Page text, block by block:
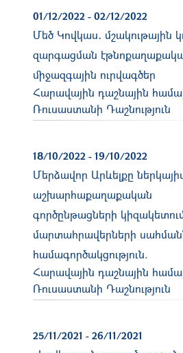
01/12/2022 - 02/12/2022
Մեծ Կովկաս․ մշակութային
զարգացման
միջազգային ուրվագծեր
Հարավային դաշնային
Ռուսաստանի Դաշնություն
18/10/2022 - 19/10/2022
Մերձավոր Արևելքը
աշխարհաքաղաքական
գործընթացների
մարտահրավերների
համագործակցություն.
Հարավային դաշնային
Ռուսաստանի Դաշնություն
25/11/2021 - 26/11/2021